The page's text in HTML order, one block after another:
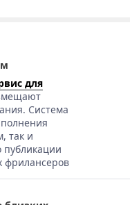
для
Система
так и
публикации
фрилансеров